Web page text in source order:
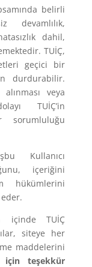
belirli
devamlılık,
dahil,
TUİÇ,
geçici bir
durdurabilir.
veya
TUİÇ’in
sorumluluğu
Kullanıcı
içeriğini
hükümlerini
içinde TUİÇ
siteye her
maddelerini
için teşekkür